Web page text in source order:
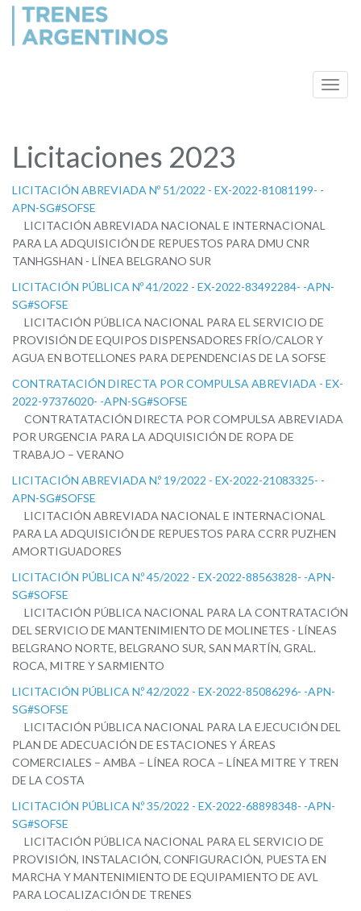
Licitaciones 2023
LICITACIÓN ABREVIADA Nº 51/2022 - EX-2022-81081199- -
APN-SG#SOFSE
LICITACIÓN ABREVIADA NACIONAL E INTERNACIONAL
PARA LA ADQUISICIÓN DE REPUESTOS PARA DMU CNR
TANHGSHAN - LÍNEA BELGRANO SUR
LICITACIÓN PÚBLICA Nº 41/2022 - EX-2022-83492284- -APN-
SG#SOFSE
LICITACIÓN PÚBLICA NACIONAL PARA EL SERVICIO DE
PROVISIÓN DE EQUIPOS DISPENSADORES FRÍO/CALOR Y
AGUA EN BOTELLONES PARA DEPENDENCIAS DE LA SOFSE
CONTRATACIÓN DIRECTA POR COMPULSA ABREVIADA - EX-
2022-97376020- -APN-SG#SOFSE
CONTRATATACIÓN DIRECTA POR COMPULSA ABREVIADA
POR URGENCIA PARA LA ADQUISICIÓN DE ROPA DE
TRABAJO – VERANO
LICITACIÓN ABREVIADA N.º 19/2022 - EX-2022-21083325- -
APN-SG#SOFSE
LICITACIÓN ABREVIADA NACIONAL E INTERNACIONAL
PARA LA ADQUISICIÓN DE REPUESTOS PARA CCRR PUZHEN
AMORTIGUADORES
LICITACIÓN PÚBLICA N.º 45/2022 - EX-2022-88563828- -APN-
SG#SOFSE
LICITACIÓN PÚBLICA NACIONAL PARA LA CONTRATACIÓN
DEL SERVICIO DE MANTENIMIENTO DE MOLINETES - LÍNEAS
BELGRANO NORTE, BELGRANO SUR, SAN MARTÍN, GRAL.
ROCA, MITRE Y SARMIENTO
LICITACIÓN PÚBLICA N.º 42/2022 - EX-2022-85086296- -APN-
SG#SOFSE
LICITACIÓN PÚBLICA NACIONAL PARA LA EJECUCIÓN DEL
PLAN DE ADECUACIÓN DE ESTACIONES Y ÁREAS
COMERCIALES – AMBA – LÍNEA ROCA – LÍNEA MITRE Y TREN
DE LA COSTA
LICITACIÓN PÚBLICA N.º 35/2022 - EX-2022-68898348- -APN-
SG#SOFSE
LICITACIÓN PÚBLICA NACIONAL PARA EL SERVICIO DE
PROVISIÓN, INSTALACIÓN, CONFIGURACIÓN, PUESTA EN
MARCHA Y MANTENIMIENTO DE EQUIPAMIENTO DE AVL
PARA LOCALIZACIÓN DE TRENES